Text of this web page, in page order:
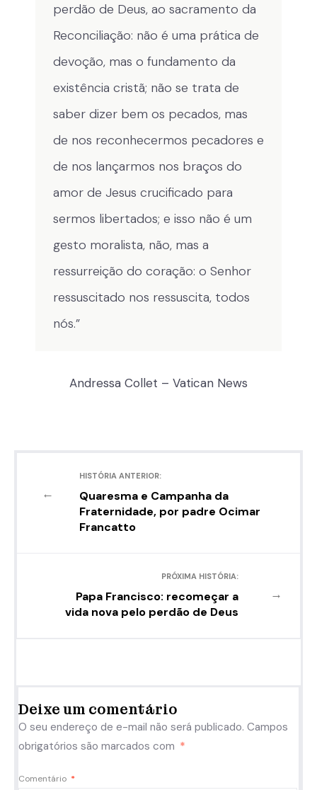
perdão de Deus, ao sacramento da
Reconciliação: não é uma prática de
devoção, mas o fundamento da
existência cristã; não se trata de
saber dizer bem os pecados, mas
de nos reconhecermos pecadores e
de nos lançarmos nos braços do
amor de Jesus crucificado para
sermos libertados; e isso não é um
gesto moralista, não, mas a
ressurreição do coração: o Senhor
ressuscitado nos ressuscita, todos
nós.”
Andressa Collet – Vatican News
←
HISTÓRIA ANTERIOR:
Quaresma e Campanha da
Fraternidade, por padre Ocimar
Francatto
→
PRÓXIMA HISTÓRIA:
Papa Francisco: recomeçar a
vida nova pelo perdão de Deus
Deixe um comentário
O seu endereço de e-mail não será publicado. Campos
obrigatórios são marcados com *
Comentário *